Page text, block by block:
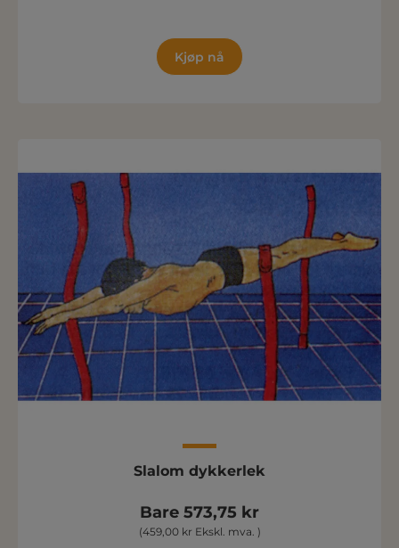
Kjøp nå
Slalom dykkerlek
Bare 573,75 kr
(459,00 kr Ekskl. mva. )